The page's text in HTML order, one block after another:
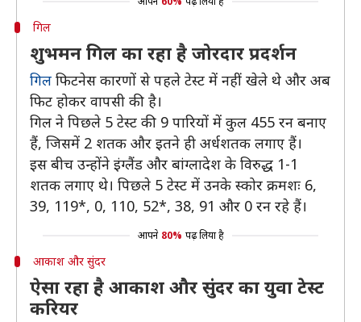
गिल
शुभमन गिल का रहा है जोरदार प्रदर्शन
गिल फिटनेस कारणों से पहले टेस्ट में नहीं खेले थे और अब
फिट होकर वापसी की है।
गिल ने पिछले 5 टेस्ट की 9 पारियों में कुल 455 रन बनाए
हैं, जिसमें 2 शतक और इतने ही अर्धशतक लगाए हैं।
इस बीच उन्होंने इंग्लैंड और बांग्लादेश के विरुद्ध 1-1
शतक लगाए थे। पिछले 5 टेस्ट में उनके स्कोर क्रमशः 6,
39, 119*, 0, 110, 52*, 38, 91 और 0 रन रहे हैं।
आपने 80% पढ़ लिया है
आकाश और सुंदर
ऐसा रहा है आकाश और सुंदर का युवा टेस्ट
करियर